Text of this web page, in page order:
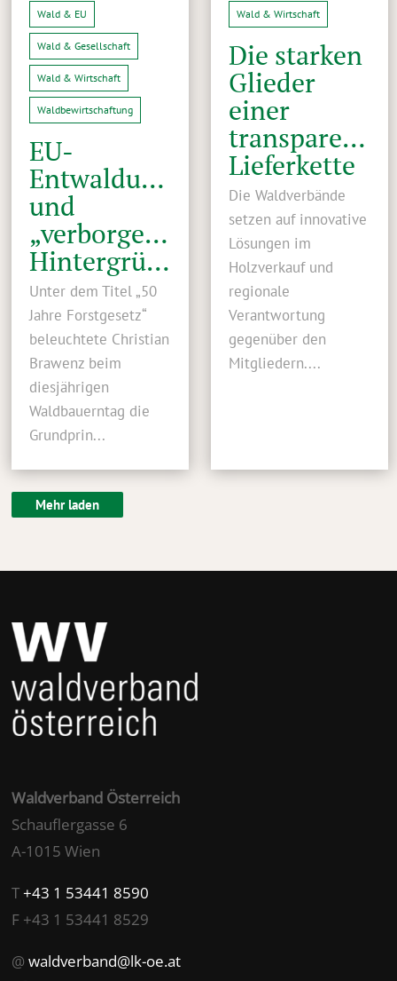
Wald & EU
Wald & Gesellschaft
Wald & Wirtschaft
Waldbewirtschaftung
EU-
Entwaldungsverordnung
und
„verborgene“
Hintergründe
Unter dem Titel „50
Jahre Forstgesetz“
beleuchtete Christian
Brawenz beim
diesjährigen
Waldbauerntag die
Grundprin...
Wald & Wirtschaft
Die starken
Glieder
einer
transparenten
Lieferkette
Die Waldverbände
setzen auf innovative
Lösungen im
Holzverkauf und
regionale
Verantwortung
gegenüber den
Mitgliedern....
Mehr laden
Waldverband Österreich
Schauflergasse 6
A-1015 Wien
T+43 1 53441 8590
F +43 1 53441 8529
@waldverband@lk-oe.at